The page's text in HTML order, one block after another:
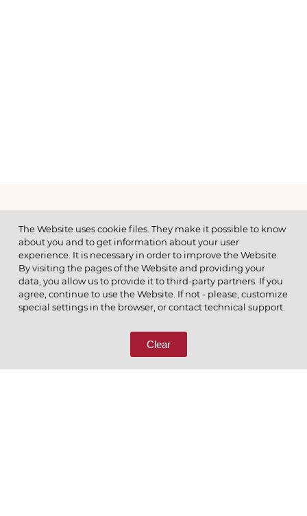
МЕНЮ
© 2026 ОАО
ПОЗВОНИТЕ НАМ
8 (800) 333-65-66
The Website uses cookie files. They make it possible to know
about you and to get information about your user
experience. It is necessary in order to improve the Website.
By visiting the pages of the Website and providing your
data, you allow us to provide it to third-party partners. If you
agree, continue to use the Website. If not - please, customize
special settings in the browser, or contact technical support.
Clear